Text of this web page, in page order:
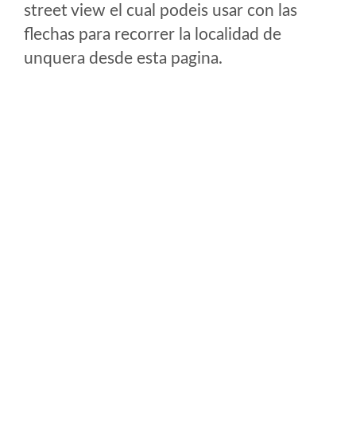
street view el cual podeis usar con las
flechas para recorrer la localidad de
unquera desde esta pagina.